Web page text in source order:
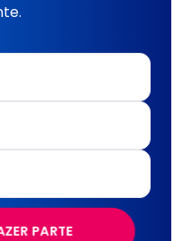
PARTE